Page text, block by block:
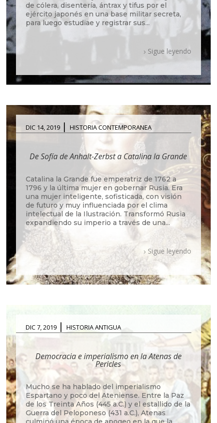
de cólera, disentería, ántrax y tifus por el
ejército japonés en una base militar secreta,
para luego estudiae y registrar sus...
Sigue leyendo
DIC 14, 2019 |HISTORIA CONTEMPORANEA
De Sofía de Anhalt-Zerbst a Catalina la Grande
Catalina la Grande fue emperatriz de 1762 a
1796 y la última mujer en gobernar Rusia. Era
una mujer inteligente, sofisticada, con visión
de futuro y muy influenciada por el clima
intelectual de la Ilustración. Transformó Rusia
expandiendo su imperio a través de una...
Sigue leyendo
DIC 7, 2019 |HISTORIA ANTIGUA
Democracia e imperialismo en la Atenas de
Pericles
Mucho se ha hablado del imperialismo
Espartano y poco del Ateniense. Entre la Paz
de los Treinta Años (445 a.C.) y el estallido de la
Guerra del Peloponeso (431 a.C.), Atenas